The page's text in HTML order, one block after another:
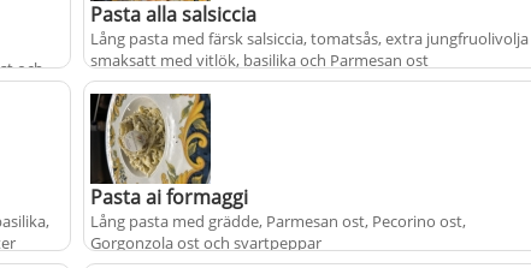
och
Pasta alla salsiccia
Lång pasta med färsk salsiccia, tomatsås, extra jungfruolivolja
smaksatt med vitlök, basilika och Parmesan ost
+ fr.från215 kr
Pasta ai formaggi
Lång pasta med grädde, Parmesan ost, Pecorino ost,
Gorgonzola ost och svartpeppar